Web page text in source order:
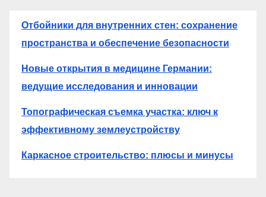
Отбойники для внутренних стен: сохранение
пространства и обеспечение безопасности
Новые открытия в медицине Германии:
ведущие исследования и инновации
Топографическая съемка участка: ключ к
эффективному землеустройству
Каркасное строительство: плюсы и минусы